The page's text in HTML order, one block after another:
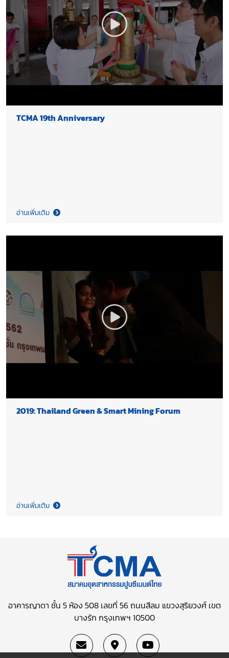
TCMA 19th Anniversary
อ่านเพิ่มเติม
2019: Thailand Green & Smart Mining Forum
อ่านเพิ่มเติม
อาคารญาดา ชั้น 5 ห้อง 508 เลขที่ 56 ถนนสีลม แขวงสุริยวงศ์ เขต
บางรัก กรุงเทพฯ 10500